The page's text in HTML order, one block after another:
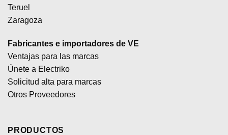
Teruel
Zaragoza
Fabricantes e importadores de VE
Ventajas para las marcas
Únete a Electriko
Solicitud alta para marcas
Otros Proveedores
PRODUCTOS